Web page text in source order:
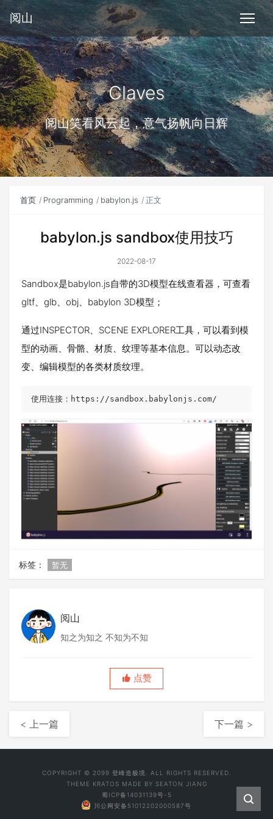
阅山
Claves
阅山笑看风云起，意气扬帆向日辉
首页 Programming babylon.js 正文
babylon.js sandbox使用技巧
2022-08-17
Sandbox是babylon.js自带的3D模型在线查看器，可查看
gltf、glb、obj、babylon 3D模型；
通过INSPECTOR、SCENE EXPLORER工具，可以看到模
型的动画、骨骼、材质、纹理等基本信息。可以动态改
变、编辑模型的各类材质纹理。
使用连接：https://sandbox.babylonjs.com/
标签： 暂无
阅山
知之为知之 不知为不知
点赞
< 上一篇 下一篇 >
COPYRIGHT © 2099 登峰造极境. ALL RIGHTS RESERVED.
THEME KRATOS MADE BY SEATON JIANG
蜀ICP备14031139号-5
川公网安备51012202000587号